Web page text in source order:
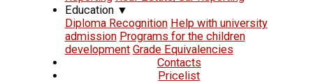
Education ▼
Diploma Recognition Help with university
admission Programs for the children
development Grade Equivalencies
Contacts
Pricelist